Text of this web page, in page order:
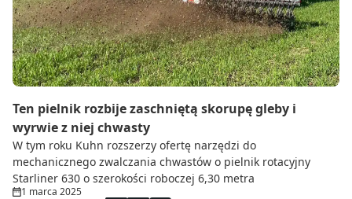
Ten pielnik rozbije zaschniętą skorupę gleby i
wyrwie z niej chwasty
W tym roku Kuhn rozszerzy ofertę narzędzi do
mechanicznego zwalczania chwastów o pielnik rotacyjny
Starliner 630 o szerokości roboczej 6,30 metra
1 marca 2025